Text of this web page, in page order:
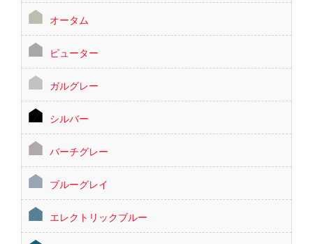
オータム
ピューター
ガルグレー
シルバー
バーチグレー
ブルーグレイ
エレクトリックブルー